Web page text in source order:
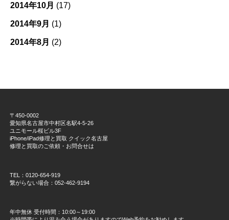
2014年10月 (17)
2014年9月 (1)
2014年8月 (2)
〒450-0002
愛知県名古屋市中村区名駅4-5-26
ユニモール桜ビル3F
iPhone/iPad修理と買取 クイック名古屋
修理と買取のご依頼・お問合せは
TEL：0120-654-919
繋がらない場合：052-462-9194
年中無休 受付時間：10:00～19:00